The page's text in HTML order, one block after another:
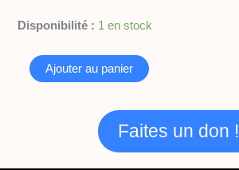
Disponibilité : 1 en stock
quantité
Ajouter au panier
Faites un don !